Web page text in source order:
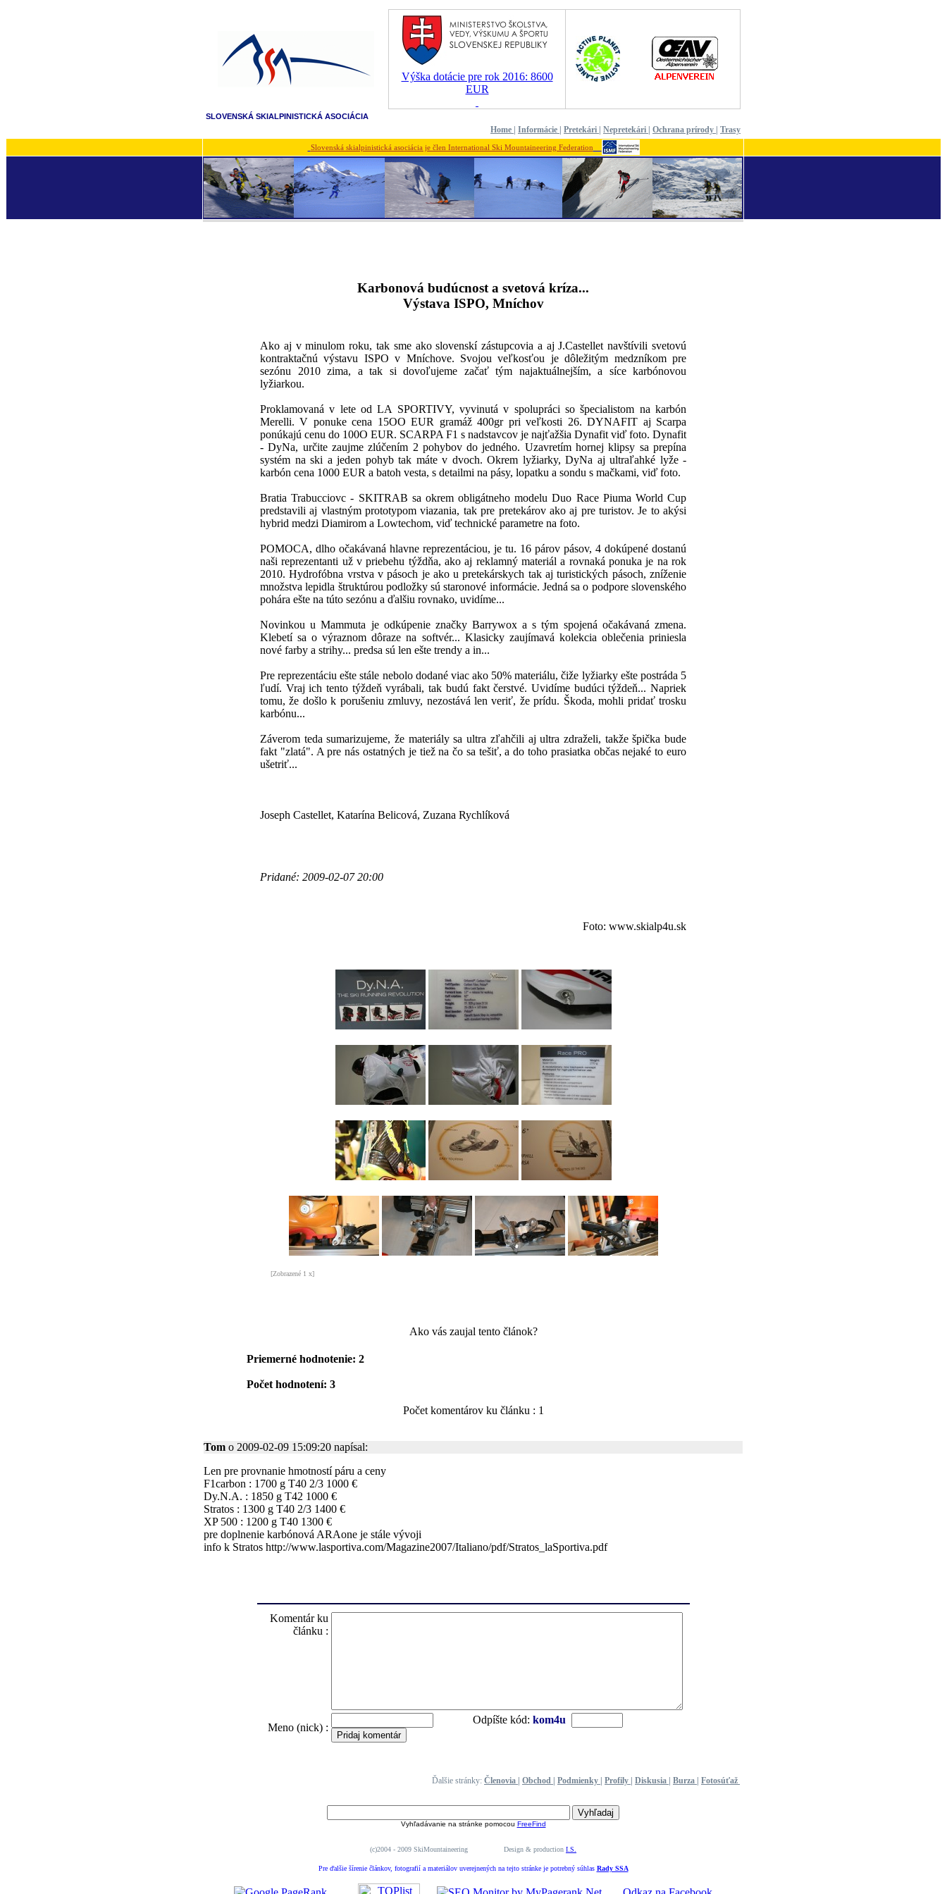
Výška dotácie pre rok 2016: 8600
EUR
SLOVENSKÁ SKIALPINISTICKÁ ASOCIÁCIA
Home Informácie Pretekári Nepretekári Ochrana prírody Trasy
Slovenská skialpinistická asociácia je člen International Ski Mountaineering Federation
Karbonová budúcnost a svetová kríza...
Výstava ISPO, Mníchov
Ako aj v minulom roku, tak sme ako slovenskí zástupcovia a aj J.Castellet navštívili svetovú
kontraktačnú výstavu ISPO v Mníchove. Svojou veľkosťou je dôležitým medzníkom pre
sezónu 2010 zima, a tak si dovoľujeme začať tým najaktuálnejším, a síce karbónovou
lyžiarkou.
Proklamovaná v lete od LA SPORTIVY, vyvinutá v spolupráci so špecialistom na karbón
Merelli. V ponuke cena 15OO EUR gramáž 400gr pri veľkosti 26. DYNAFIT aj Scarpa
ponúkajú cenu do 100O EUR. SCARPA F1 s nadstavcov je najťažšia Dynafit viď foto. Dynafit
- DyNa, určite zaujme zlúčením 2 pohybov do jedného. Uzavretím hornej klipsy sa prepína
systém na ski a jeden pohyb tak máte v dvoch. Okrem lyžiarky, DyNa aj ultraľahké lyže -
karbón cena 1000 EUR a batoh vesta, s detailmi na pásy, lopatku a sondu s mačkami, viď foto.
Bratia Trabucciovc - SKITRAB sa okrem obligátneho modelu Duo Race Piuma World Cup
predstavili aj vlastným prototypom viazania, tak pre pretekárov ako aj pre turistov. Je to akýsi
hybrid medzi Diamirom a Lowtechom, viď technické parametre na foto.
POMOCA, dlho očakávaná hlavne reprezentáciou, je tu. 16 párov pásov, 4 dokúpené dostanú
naši reprezentanti už v priebehu týždňa, ako aj reklamný materiál a rovnaká ponuka je na rok
2010. Hydrofóbna vrstva v pásoch je ako u pretekárskych tak aj turistických pásoch, zníženie
množstva lepidla štruktúrou podložky sú staronové informácie. Jedná sa o podpore slovenského
pohára ešte na túto sezónu a ďalšiu rovnako, uvidíme...
Novinkou u Mammuta je odkúpenie značky Barrywox a s tým spojená očakávaná zmena.
Klebetí sa o výraznom dôraze na softvér... Klasicky zaujímavá kolekcia oblečenia priniesla
nové farby a strihy... predsa sú len ešte trendy a in...
Pre reprezentáciu ešte stále nebolo dodané viac ako 50% materiálu, čiže lyžiarky ešte postráda 5
ľudí. Vraj ich tento týždeň vyrábali, tak budú fakt čerstvé. Uvidíme budúci týždeň... Napriek
tomu, že došlo k porušeniu zmluvy, nezostává len veriť, že prídu. Škoda, mohli pridať trosku
karbónu...
Záverom teda sumarizujeme, že materiály sa ultra zľahčili aj ultra zdraželi, takže špička bude
fakt "zlatá". A pre nás ostatných je tiež na čo sa tešiť, a do toho prasiatka občas nejaké to euro
ušetriť...
Joseph Castellet, Katarína Belicová, Zuzana Rychlíková
Pridané: 2009-02-07 20:00
Foto: www.skialp4u.sk
[Zobrazené 1 x]
Ako vás zaujal tento článok?
Priemerné hodnotenie: 2
Počet hodnotení: 3
Počet komentárov ku článku : 1
Tom o 2009-02-09 15:09:20 napísal:
Len pre provnanie hmotností páru a ceny
F1carbon : 1700 g T40 2/3 1000 €
Dy.N.A. : 1850 g T42 1000 €
Stratos : 1300 g T40 2/3 1400 €
XP 500 : 1200 g T40 1300 €
pre doplnenie karbónová ARAone je stále vývoji
info k Stratos http://www.lasportiva.com/Magazine2007/Italiano/pdf/Stratos_laSportiva.pdf
Komentár ku
článku :
Meno (nick) :
Odpíšte kód: kom4u
Ďalšie stránky: Členovia Obchod Podmienky Profily Diskusia Burza Fotosúťaž
Vyhľadávanie na stránke pomocou FreeFind
(c)2004 - 2009 SkiMountaineering Design & production I.S.
Pre ďalšie šírenie článkov, fotografií a materiálov uverejnených na tejto stránke je potrebný súhlas Rady SSA